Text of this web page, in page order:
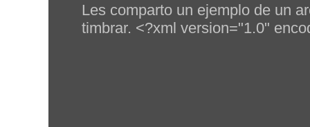
Les comparto un ejemplo de un
timbrar. <?xml version="1.0"